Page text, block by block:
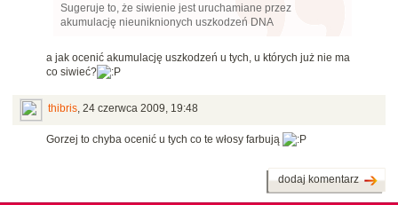
Sugeruje to, że siwienie jest uruchamiane przez
akumulację nieuniknionych uszkodzeń DNA
a jak ocenić akumulację uszkodzeń u tych, u których już nie ma
co siwieć?
thibris 24 czerwca 2009, 19:48
Gorzej to chyba ocenić u tych co te włosy farbują
dodaj komentarz